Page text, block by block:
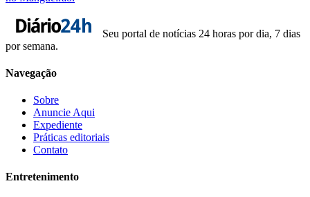
Seu portal de notícias 24 horas por dia, 7 dias
por semana.
Navegação
Sobre
Anuncie Aqui
Expediente
Práticas editoriais
Contato
Entretenimento